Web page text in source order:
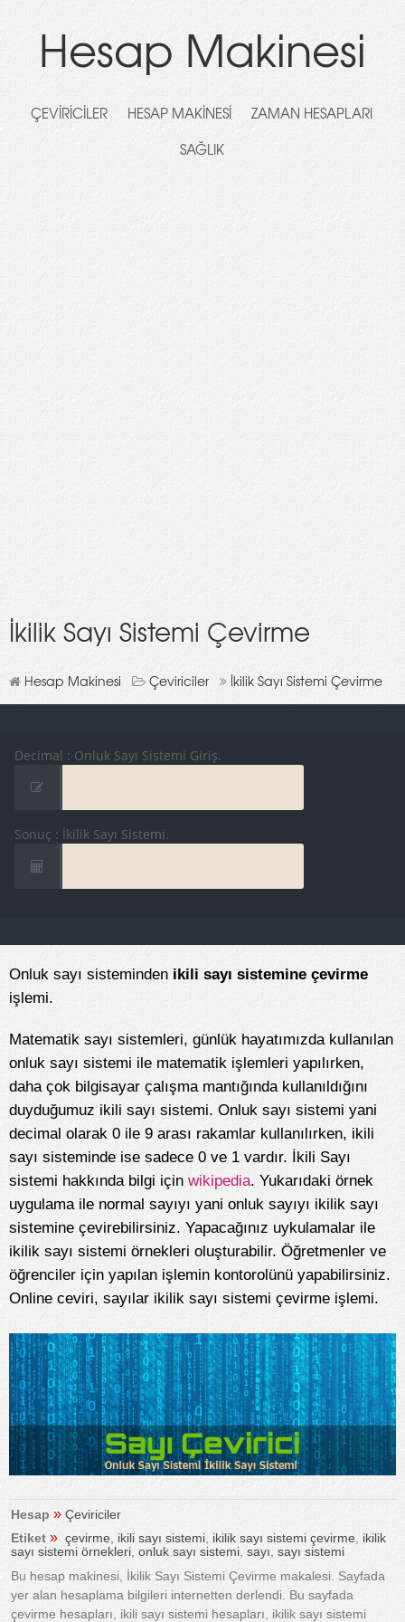
Hesap Makinesi
ÇEVIRICILER HESAP MAKINESI
ZAMAN HESAPLARI
SAĞLIK
İkilik Sayı Sistemi Çevirme
Hesap Makinesi Çeviriciler İkilik Sayı Sistemi Çevirme
Decimal : Onluk Sayı Sistemi Giriş.
Sonuç : İkilik Sayı Sistemi.
Onluk sayı sisteminden ikili sayı sistemine çevirme
işlemi.
Matematik sayı sistemleri, günlük hayatımızda kullanılan
onluk sayı sistemi ile matematik işlemleri yapılırken,
daha çok bilgisayar çalışma mantığında kullanıldığını
duyduğumuz ikili sayı sistemi. Onluk sayı sistemi yani
decimal olarak 0 ile 9 arası rakamlar kullanılırken, ikili
sayı sisteminde ise sadece 0 ve 1 vardır. İkili Sayı
sistemi hakkında bilgi için wikipedia. Yukarıdaki örnek
uygulama ile normal sayıyı yani onluk sayıyı ikilik sayı
sistemine çevirebilirsiniz. Yapacağınız uykulamalar ile
ikilik sayı sistemi örnekleri oluşturabilir. Öğretmenler ve
öğrenciler için yapılan işlemin kontorolünü yapabilirsiniz.
Online ceviri, sayılar ikilik sayı sistemi çevirme işlemi.
Hesap » Çeviriciler
Etiket » çevirme, ikili sayı sistemi, ikilik sayı sistemi çevirme, ikilik
sayı sistemi örnekleri, onluk sayı sistemi, sayı, sayı sistemi
Bu hesap makinesi, İkilik Sayı Sistemi Çevirme makalesi. Sayfada
yer alan hesaplama bilgileri internetten derlendi. Bu sayfada
çevirme hesapları, ikili sayı sistemi hesapları, ikilik sayı sistemi